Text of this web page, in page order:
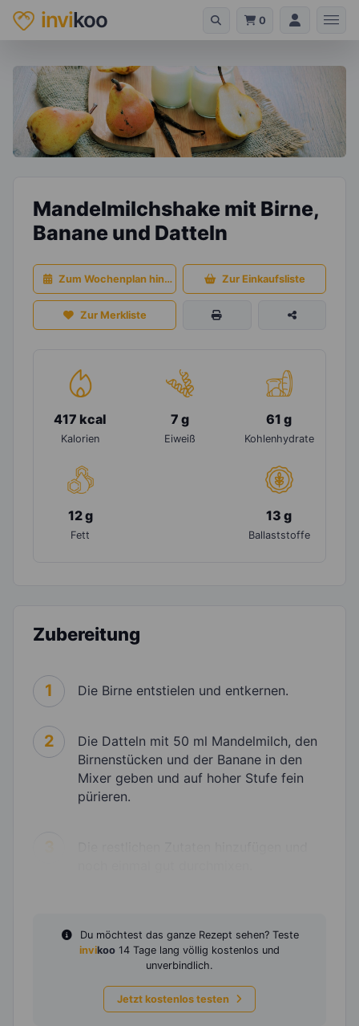
invikoo 0
Mandelmilchshake mit Birne,
Banane und Datteln
Zum Wochenplan hinzufügen Zur Einkaufsliste
Zur Merkliste
417 kcal
Kalorien
7 g
Eiweiß
61 g
Kohlenhydrate
12 g
Fett
13 g
Ballaststoffe
Zubereitung
1 Die Birne entstielen und entkernen.
2
Die Datteln mit 50 ml Mandelmilch, den
Birnenstücken und der Banane in den
Mixer geben und auf hoher Stufe fein
pürieren.
Du möchtest das ganze Rezept sehen? Teste
invikoo 14 Tage lang völlig kostenlos und
unverbindlich.
Jetzt kostenlos testen